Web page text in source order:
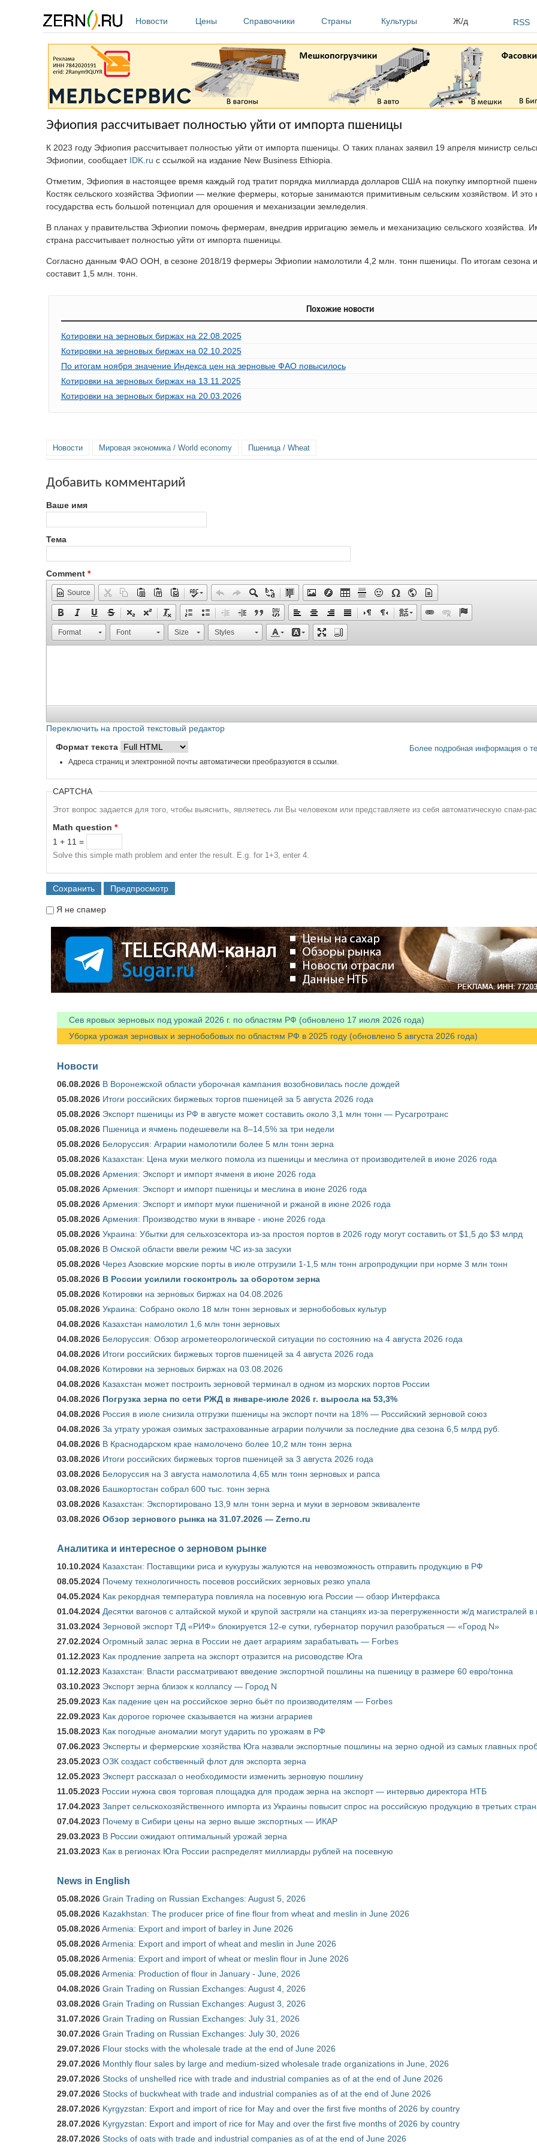
Новости
Цены Справочники Страны Культуры Ж/д RSS
Эфиопия рассчитывает полностью уйти от импорта пшеницы
К 2023 году Эфиопия рассчитывает полностью уйти от импорта пшеницы. О таких планах заявил 19 апреля министр
Эфиопии, сообщает IDK.ru с ссылкой на издание New Business Ethiopia.
Отметим, Эфиопия в настоящее время каждый год тратит порядка миллиарда долларов США на покупку импортной
Костяк сельского хозяйства Эфиопии — мелкие фермеры, которые занимаются примитивным сельским хозяйством. И это
государства есть большой потенциал для орошения и механизации земледелия.
В планах у правительства Эфиопии помочь фермерам, внедрив ирригацию земель и механизацию сельского хозяйства.
страна рассчитывает полностью уйти от импорта пшеницы.
Согласно данным ФАО ООН, в сезоне 2018/19 фермеры Эфиопии намолотили 4,2 млн. тонн пшеницы. По итогам сезона
составит 1,5 млн. тонн.
Похожие новости
Котировки на зерновых биржах на 22.08.2025
Котировки на зерновых биржах на 02.10.2025
По итогам ноября значение Индекса цен на зерновые ФАО повысилось
Котировки на зерновых биржах на 13.11.2025
Котировки на зерновых биржах на 20.03.2026
Новости Мировая экономика / World economy Пшеница / Wheat
Добавить комментарий
Ваше имя
Тема
Comment *
Source
Format Font Size Styles
Переключить на простой текстовый редактор
Более подробная информация о
Формат текста
Адреса страниц и электронной почты автоматически преобразуются в ссылки.
CAPTCHA
Этот вопрос задается для того, чтобы выяснить, являетесь ли Вы человеком или представляете из себя автоматическую спам-
Math question *
1 + 11 =
Solve this simple math problem and enter the result. E.g. for 1+3, enter 4.
Я не спамер
Сев яровых зерновых под урожай 2026 г. по областям РФ (обновлено 17 июля 2026 года)
Уборка урожая зерновых и зернобобовых по областям РФ в 2025 году (обновлено 5 августа 2026 года)
Новости
06.08.2026 В Воронежской области уборочная кампания возобновилась после дождей
05.08.2026 Итоги российских биржевых торгов пшеницей за 5 августа 2026 года
05.08.2026 Экспорт пшеницы из РФ в августе может составить около 3,1 млн тонн — Русагротранс
05.08.2026 Пшеница и ячмень подешевели на 8–14,5% за три недели
05.08.2026 Белоруссия: Аграрии намолотили более 5 млн тонн зерна
05.08.2026 Казахстан: Цена муки мелкого помола из пшеницы и меслина от производителей в июне 2026 года
05.08.2026 Армения: Экспорт и импорт ячменя в июне 2026 года
05.08.2026 Армения: Экспорт и импорт пшеницы и меслина в июне 2026 года
05.08.2026 Армения: Экспорт и импорт муки пшеничной и ржаной в июне 2026 года
05.08.2026 Армения: Производство муки в январе - июне 2026 года
05.08.2026 Украина: Убытки для сельхозсектора из-за простоя портов в 2026 году могут составить от $1,5 до $3 млрд
05.08.2026 В Омской области ввели режим ЧС из-за засухи
05.08.2026 Через Азовские морские порты в июле отгрузили 1-1,5 млн тонн агропродукции при норме 3 млн тонн
05.08.2026 В России усилили госконтроль за оборотом зерна
05.08.2026 Котировки на зерновых биржах на 04.08.2026
05.08.2026 Украина: Собрано около 18 млн тонн зерновых и зернобобовых культур
04.08.2026 Казахстан намолотил 1,6 млн тонн зерновых
04.08.2026 Белоруссия: Обзор агрометеорологической ситуации по состоянию на 4 августа 2026 года
04.08.2026 Итоги российских биржевых торгов пшеницей за 4 августа 2026 года
04.08.2026 Котировки на зерновых биржах на 03.08.2026
04.08.2026 Казахстан может построить зерновой терминал в одном из морских портов России
04.08.2026 Погрузка зерна по сети РЖД в январе-июле 2026 г. выросла на 53,3%
04.08.2026 Россия в июле снизила отгрузки пшеницы на экспорт почти на 18% — Российский зерновой союз
04.08.2026 За утрату урожая озимых застрахованные аграрии получили за последние два сезона 6,5 млрд руб.
04.08.2026 В Краснодарском крае намолочено более 10,2 млн тонн зерна
03.08.2026 Итоги российских биржевых торгов пшеницей за 3 августа 2026 года
03.08.2026 Белоруссия на 3 августа намолотила 4,65 млн тонн зерновых и рапса
03.08.2026 Башкортостан собрал 600 тыс. тонн зерна
03.08.2026 Казахстан: Экспортировано 13,9 млн тонн зерна и муки в зерновом эквиваленте
03.08.2026 Обзор зернового рынка на 31.07.2026 — Zerno.ru
Аналитика и интересное о зерновом рынке
10.10.2024 Казахстан: Поставщики риса и кукурузы жалуются на невозможность отправить продукцию в РФ
08.05.2024 Почему технологичность посевов российских зерновых резко упала
04.05.2024 Как рекордная температура повлияла на посевную юга России — обзор Интерфакса
01.04.2024 Десятки вагонов с алтайской мукой и крупой застряли на станциях из-за перегруженности ж/д магистралей в
31.03.2024 Зерновой экспорт ТД «РИФ» блокируется 12-е сутки, губернатор поручил разобраться — «Город N»
27.02.2024 Огромный запас зерна в России не дает аграриям зарабатывать — Forbes
01.12.2023 Как продление запрета на экспорт отразится на рисоводстве Юга
01.12.2023 Казахстан: Власти рассматривают введение экспортной пошлины на пшеницу в размере 60 евро/тонна
03.10.2023 Экспорт зерна близок к коллапсу — Город N
25.09.2023 Как падение цен на российское зерно бьёт по производителям — Forbes
22.09.2023 Как дорогое горючее сказывается на жизни аграриев
15.08.2023 Как погодные аномалии могут ударить по урожаям в РФ
07.06.2023 Эксперты и фермерские хозяйства Юга назвали экспортные пошлины на зерно одной из самых главных
23.05.2023 ОЗК создаст собственный флот для экспорта зерна
12.05.2023 Эксперт рассказал о необходимости изменить зерновую пошлину
11.05.2023 России нужна своя торговая площадка для продаж зерна на экспорт — интервью директора НТБ
17.04.2023 Запрет сельскохозяйственного импорта из Украины повысит спрос на российскую продукцию в третьих
07.04.2023 Почему в Сибири цены на зерно выше экспортных — ИКАР
29.03.2023 В России ожидают оптимальный урожай зерна
21.03.2023 Как в регионах Юга России распределят миллиарды рублей на посевную
News in English
05.08.2026 Grain Trading on Russian Exchanges: August 5, 2026
05.08.2026 Kazakhstan: The producer price of fine flour from wheat and meslin in June 2026
05.08.2026Armenia: Export and import of barley in June 2026
05.08.2026Armenia: Export and import of wheat and meslin in June 2026
05.08.2026Armenia: Export and import of wheat or meslin flour in June 2026
05.08.2026Armenia: Production of flour in January - June, 2026
04.08.2026 Grain Trading on Russian Exchanges: August 4, 2026
03.08.2026 Grain Trading on Russian Exchanges: August 3, 2026
31.07.2026 Grain Trading on Russian Exchanges: July 31, 2026
30.07.2026 Grain Trading on Russian Exchanges: July 30, 2026
29.07.2026 Flour stocks with the wholesale trade at the end of June 2026
29.07.2026 Monthly flour sales by large and medium-sized wholesale trade organizations in June, 2026
29.07.2026 Stocks of unshelled rice with trade and industrial companies as of at the end of June 2026
29.07.2026 Stocks of buckwheat with trade and industrial companies as of at the end of June 2026
28.07.2026 Kyrgyzstan: Export and import of rice for May and over the first five months of 2026 by country
28.07.2026 Kyrgyzstan: Export and import of rice for May and over the first five months of 2026 by country
28.07.2026 Stocks of oats with trade and industrial companies as of at the end of June 2026